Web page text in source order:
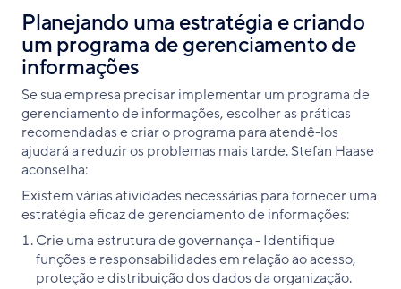
Planejando uma estratégia e criando
um programa de gerenciamento de
informações
Se sua empresa precisar implementar um programa de
gerenciamento de informações, escolher as práticas
recomendadas e criar o programa para atendê-los
ajudará a reduzir os problemas mais tarde. Stefan Haase
aconselha:
Existem várias atividades necessárias para fornecer uma
estratégia eficaz de gerenciamento de informações:
Crie uma estrutura de governança - Identifique
funções e responsabilidades em relação ao acesso,
proteção e distribuição dos dados da organização.